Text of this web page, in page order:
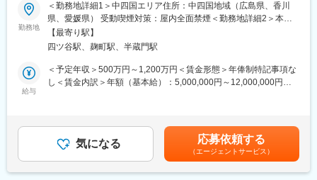
業先へ直行直帰のスタイルです。
■休暇
有休取得に関して、積極取得を掲げています。
し、長期休暇を会社として設定されておりました。
■同社の特色：
１、民間のシンクタンクの調査では、整形外科向けセラミックス
▽概要
・同社はスイスに本社を置き、世界45か国で事業展開するジョイ
ント・スパイン領域の医療機器メーカーです。
・患者の肉体的負担が少ない、前方最小侵襲手術（AIMS）に強み
を持っています。製品のほか、医師に向けた手技の教育プログラ
ムやAR技術を用いたサポートシステムも提供しており、既にグロ
進めています。
勤務地
＜勤務地詳細1＞中四国エリア住所：中四国地域（広島県、香川
県、愛媛県） 受動喫煙対策：屋内全面禁煙＜勤務地詳細2＞本社
住所：東京都千代田区麹町5-3-5 麹町中田ビル2階勤務地最寄駅：
JR・東京メトロ線／四ツ谷駅受動喫煙対策：屋内全面禁煙変更の
【最寄り駅】
四ツ谷駅、麹町駅、半蔵門駅
給与
＜予定年収＞500万円～1,200万円＜賃金形態＞年俸制特記事項な
し＜賃金内訳＞年額（基本給）：5,000,000円～12,000,000円＜
に、ターゲットボーナスのインセンティブがあります。賃金はあ
くまでも目安の金額であり、選考を通じて上下する可能性があり
ます。月給(月額)は固定手当を含めた表記です。
気になる 応募依頼する
（エージェントサービス）